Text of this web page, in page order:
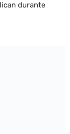
durante